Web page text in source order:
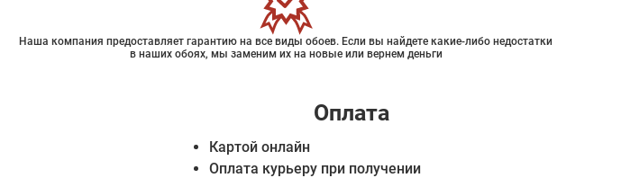
Наша компания предоставляет гарантию на все виды обоев. Если вы найдете какие-либо недостатки
в наших обоях, мы заменим их на новые или вернем деньги
Оплата
Картой онлайн
Оплата курьеру при получении